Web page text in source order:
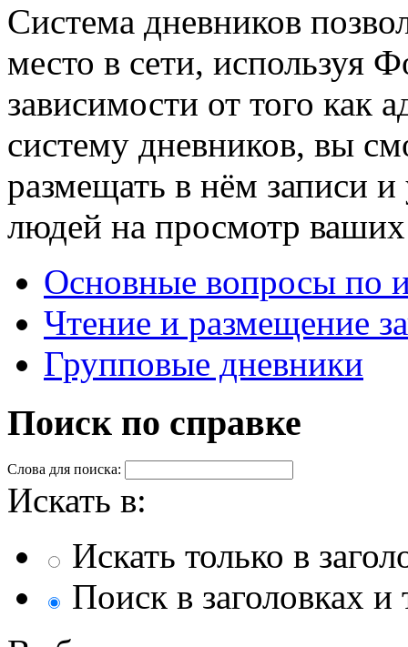
Система дневников
место в сети, используя
зависимости от того как
систему дневников, вы
размещать в нём записи
людей на просмотр ваших
Основные вопросы по
Чтение и размещение
Групповые дневники
Поиск по справке
Слова для поиска:
Искать в:
Искать только в
Поиск в заголовках и